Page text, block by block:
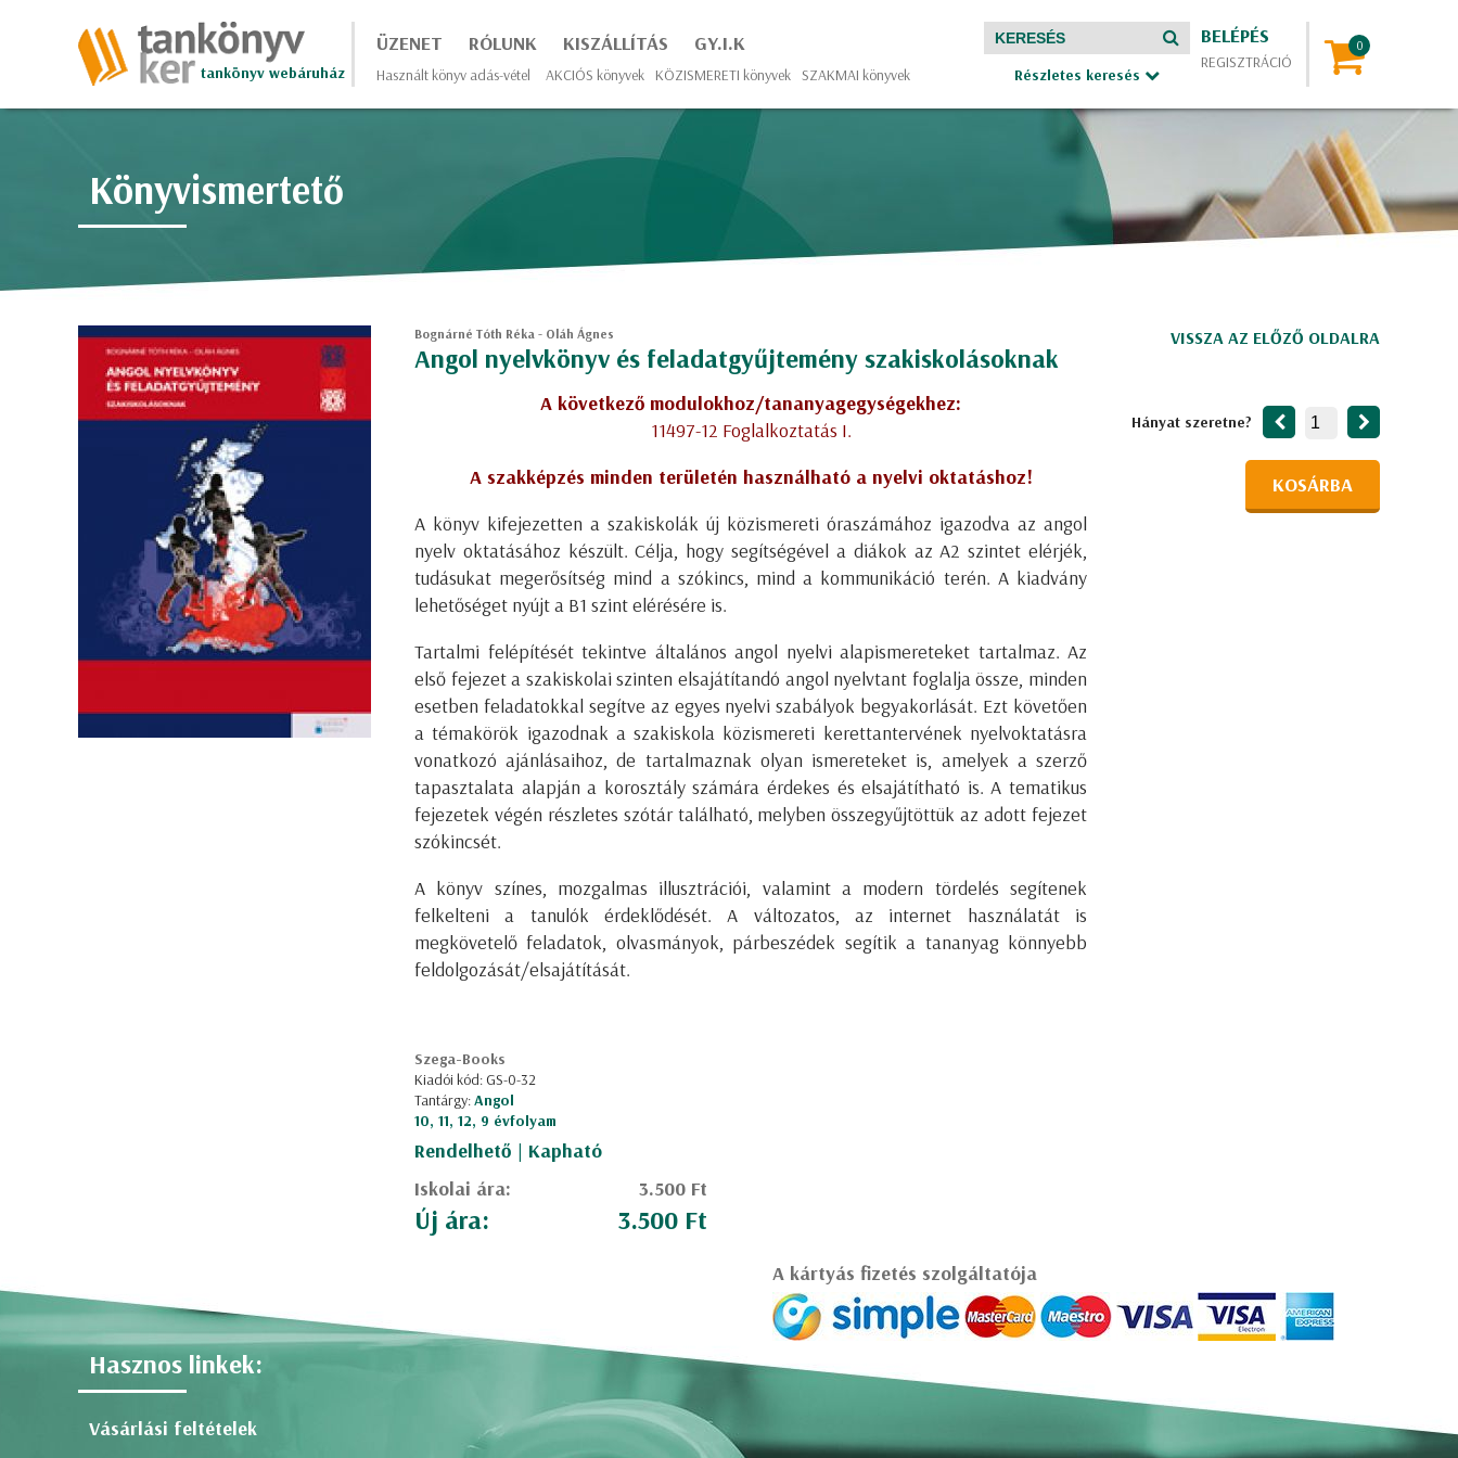
tankönyv webáruház
ÜZENET RÓLUNK KISZÁLLÍTÁS GY.I.K
Használt könyv adás-vétel AKCIÓS könyvek KÖZISMERETI könyvek SZAKMAI könyvek Részletes keresés
BELÉPÉS
REGISZTRÁCIÓ
Könyvismertető
Bognárné Tóth Réka - Oláh Ágnes
Angol nyelvkönyv és feladatgyűjtemény szakiskolásoknak
A következő modulokhoz/tananyagegységekhez:
11497-12 Foglalkoztatás I.
A szakképzés minden területén használható a nyelvi oktatáshoz!
A könyv kifejezetten a szakiskolák új közismereti óraszámához igazodva az angol
nyelv oktatásához készült. Célja, hogy segítségével a diákok az A2 szintet elérjék,
tudásukat megerősítség mind a szókincs, mind a kommunikáció terén. A kiadvány
lehetőséget nyújt a B1 szint elérésére is.
Tartalmi felépítését tekintve általános angol nyelvi alapismereteket tartalmaz. Az
első fejezet a szakiskolai szinten elsajátítandó angol nyelvtant foglalja össze, minden
esetben feladatokkal segítve az egyes nyelvi szabályok begyakorlását. Ezt követően
a témakörök igazodnak a szakiskola közismereti kerettantervének nyelvoktatásra
vonatkozó ajánlásaihoz, de tartalmaznak olyan ismereteket is, amelyek a szerző
tapasztalata alapján a korosztály számára érdekes és elsajátítható is. A tematikus
fejezetek végén részletes szótár található, melyben összegyűjtöttük az adott fejezet
szókincsét.
A könyv színes, mozgalmas illusztrációi, valamint a modern tördelés segítenek
felkelteni a tanulók érdeklődését. A változatos, az internet használatát is
megkövetelő feladatok, olvasmányok, párbeszédek segítik a tananyag könnyebb
feldolgozását/elsajátítását.
Szega-Books
Kiadói kód: GS-0-32
Tantárgy:Angol
10, 11, 12, 9 évfolyam
Rendelhető | Kapható
Iskolai ára:
3.500 Ft
Új ára: 3.500 Ft
VISSZA AZ ELŐZŐ OLDALRA
Hányat szeretne?
KOSÁRBA
A kártyás fizetés szolgáltatója
Hasznos linkek:
Vásárlási feltételek